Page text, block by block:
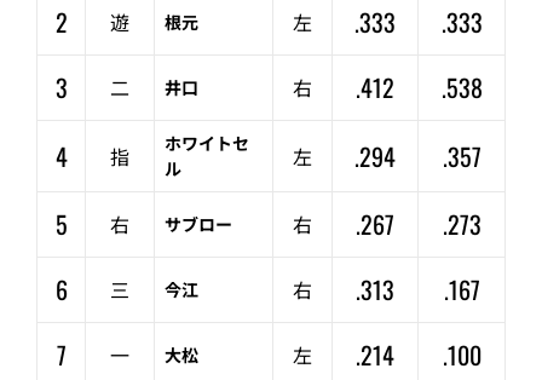
2
遊 根元 左 .333
.333
3
二 井口 右 .412
.538
4
指
ホワイトセ
ル
左 .294
.357
5
右 サブロー 右 .267
.273
6
三 今江 右 .313
.167
7
一 大松 左 .214
.100